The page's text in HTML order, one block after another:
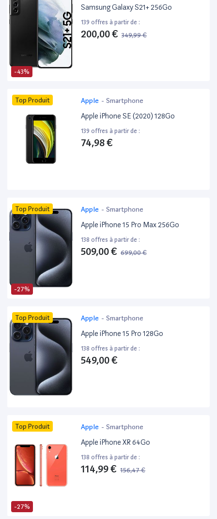
-43%
Samsung Galaxy S21+ 256Go
139 offres à partir de :
200,00 € 349,99 €
Top Produit Apple - Smartphone
Apple iPhone SE (2020) 128Go
139 offres à partir de :
74,98 €
-27%
Top Produit Apple - Smartphone
Apple iPhone 15 Pro Max 256Go
138 offres à partir de :
509,00 € 699,00 €
Top Produit Apple - Smartphone
Apple iPhone 15 Pro 128Go
138 offres à partir de :
549,00 €
-27%
Top Produit Apple - Smartphone
Apple iPhone XR 64Go
138 offres à partir de :
114,99 € 156,47 €